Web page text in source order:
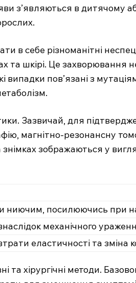
з’являються в дитячому
в себе різноманітні
та шкірі. Це захворювання
випадки пов’язані з
Зазвичай, для
магнітно-резонансну
зображаються у
ниючим, посилюючись при
механічного
еластичності та зміна
та хірургічні методи.